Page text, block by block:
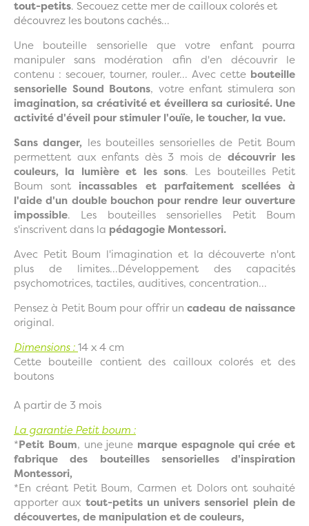
tout-petits. Secouez cette mer de cailloux colorés et
découvrez les boutons cachés...
Une bouteille sensorielle que votre enfant pourra
manipuler sans modération afin d'en découvrir le
contenu : secouer, tourner, rouler... Avec cette bouteille
sensorielle Sound Boutons, votre enfant stimulera son
imagination, sa créativité et éveillera sa curiosité. Une
activité d'éveil pour stimuler l'ouïe, le toucher, la vue.
Sans danger, les bouteilles sensorielles de Petit Boum
permettent aux enfants dès 3 mois de découvrir les
couleurs, la lumière et les sons. Les bouteilles Petit
Boum sont incassables et parfaitement scellées à
l'aide d'un double bouchon pour rendre leur ouverture
impossible. Les bouteilles sensorielles Petit Boum
s'inscrivent dans la pédagogie Montessori.
Avec Petit Boum l'imagination et la découverte n'ont
plus de limites...Développement des capacités
psychomotrices, tactiles, auditives, concentration...
Pensez à Petit Boum pour offrir uncadeau de naissance
original.
Dimensions :14 x 4 cm
Cette bouteille contient des cailloux colorés et des
boutons
A partir de 3 mois
La garantie Petit boum :
*Petit Boum, une jeune marque espagnole qui crée et
fabrique des bouteilles sensorielles d'inspiration
Montessori,
*En créant Petit Boum, Carmen et Dolors ont souhaité
apporter aux tout-petits un univers sensoriel plein de
découvertes, de manipulation et de couleurs,